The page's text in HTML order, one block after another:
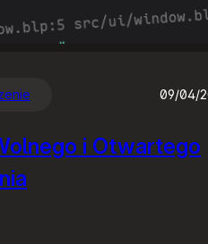
09/04/
i Otwartego